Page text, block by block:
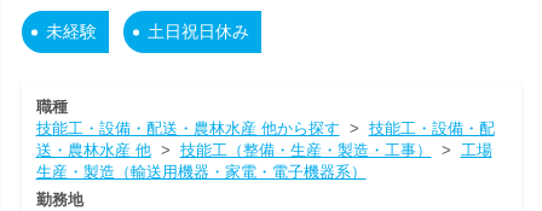
未経験 土日祝日休み
職種
技能工・設備・配送・農林水産 他から探す > 技能工・設備・配
送・農林水産 他> 技能工（整備・生産・製造・工事） > 工場
生産・製造（輸送用機器・家電・電子機器系）
勤務地